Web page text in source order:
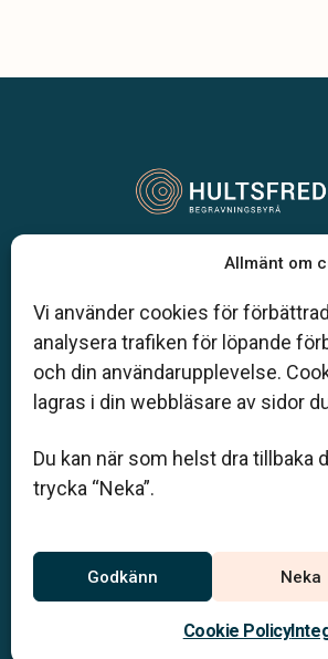
Allmänt om
Vi använder cookies för
analysera trafiken för löpande
och din användarupplevelse.
lagras i din webbläsare av sidor
Du kan när som helst dra
trycka “Neka”.
Godkänn Neka
Cookie Policy
Vår begravningsbyrå är en
auktoriserade inom
förbund (SBF). Det
när det gäller bemötande
skräddarsydda personliga
Jourtelefon